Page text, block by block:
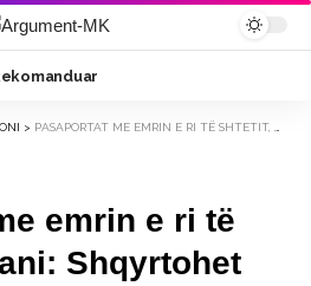
> PASAPORTAT ME EMRIN E RI TË SHTETIT, OSMANI: SHQYRTOHET EDHE MUNDËSIA QË TË DËMSHPËRBLEHEN QYTETARËT
emrin e ri të
Shqyrtohet